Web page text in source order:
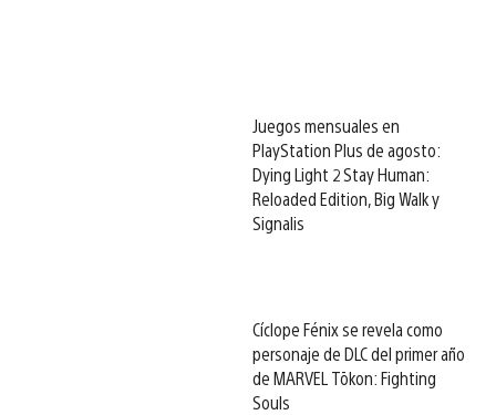
Juegos mensuales en
PlayStation Plus de agosto:
Dying Light 2 Stay Human:
Reloaded Edition, Big Walk y
Signalis
Cíclope Fénix se revela como
personaje de DLC del primer año
de MARVEL Tōkon: Fighting
Souls